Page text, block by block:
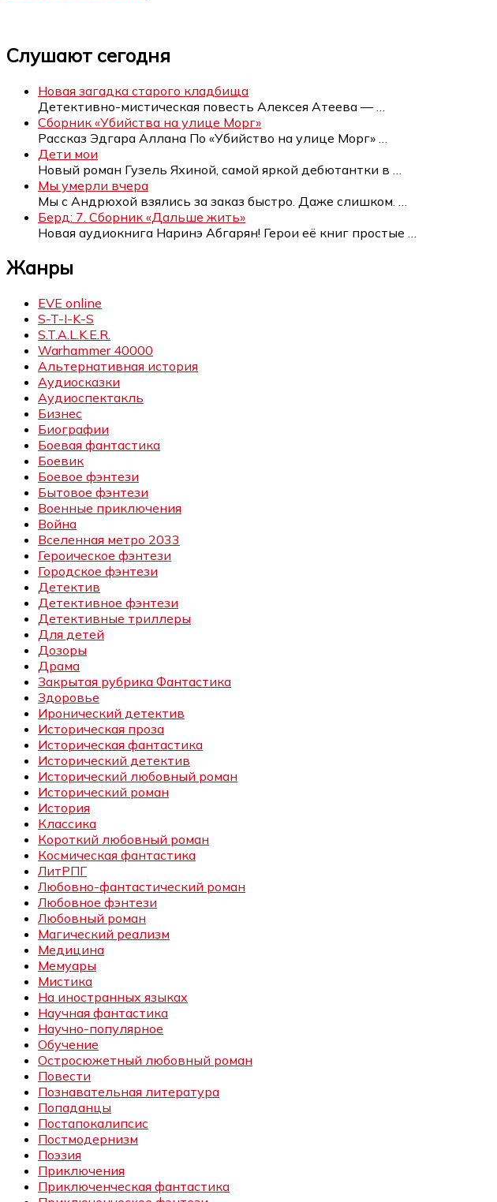
Слушают сегодня
Новая загадка старого кладбища
Детективно-мистическая повесть Алексея Атеева —
Сборник «Убийства на улице Морг»
Рассказ Эдгара Аллана По «Убийство на улице Морг»
Дети мои
Новый роман Гузель Яхиной, самой яркой дебютантки в
Мы умерли вчера
Мы с Андрюхой взялись за заказ быстро. Даже слишком.
Берд: 7. Сборник «Дальше жить»
Новая аудиокнига Наринэ Абгарян! Герои её книг простые
Жанры
EVE online
S-T-I-K-S
S.T.A.L.K.E.R.
Warhammer 40000
Альтернативная история
Аудиосказки
Аудиоспектакль
Бизнес
Биографии
Боевая фантастика
Боевик
Боевое фэнтези
Бытовое фэнтези
Военные приключения
Война
Вселенная метро 2033
Героическое фэнтези
Городское фэнтези
Детектив
Детективное фэнтези
Детективные триллеры
Для детей
Дозоры
Драма
Закрытая рубрика Фантастика
Здоровье
Иронический детектив
Историческая проза
Историческая фантастика
Исторический детектив
Исторический любовный роман
Исторический роман
История
Классика
Короткий любовный роман
Космическая фантастика
ЛитРПГ
Любовно-фантастический роман
Любовное фэнтези
Любовный роман
Магический реализм
Медицина
Мемуары
Мистика
На иностранных языках
Научная фантастика
Научно-популярное
Обучение
Остросюжетный любовный роман
Повести
Познавательная литература
Попаданцы
Постапокалипсис
Постмодернизм
Поэзия
Приключения
Приключенческая фантастика